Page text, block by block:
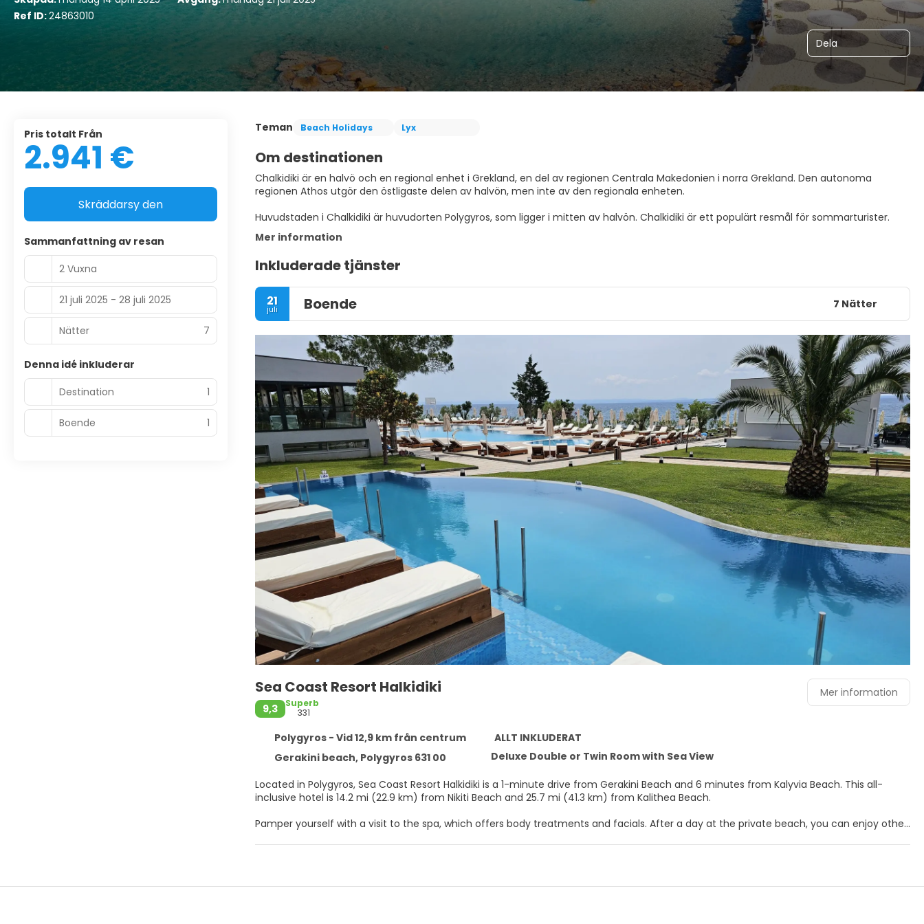
Ref ID:24863010
Dela
Teman Beach Holidays Lyx
Om destinationen
Chalkidiki är en halvö och en regional enhet i Grekland, en del av regionen Centrala Makedonien i norra Grekland. Den autonoma
regionen Athos utgör den östligaste delen av halvön, men inte av den regionala enheten.
Huvudstaden i Chalkidiki är huvudorten Polygyros, som ligger i mitten av halvön. Chalkidiki är ett populärt resmål för sommarturister.
Mer information
Inkluderade tjänster
21
juli Boende 7 Nätter
Sea Coast Resort Halkidiki
9,3
Superb
331
Polygyros - Vid 12,9 km från centrum
ALLT INKLUDERAT
Gerakini beach, Polygyros 631 00
Deluxe Double or Twin Room with Sea View
Located in Polygyros, Sea Coast Resort Halkidiki is a 1-minute drive from Gerakini Beach and 6 minutes from Kalyvia Beach. This all-
inclusive hotel is 14.2 mi (22.9 km) from Nikiti Beach and 25.7 mi (41.3 km) from Kalithea Beach.
Pamper yourself with a visit to the spa, which offers body treatments and facials. After a day at the private beach, you can enjoy other
bed comes with premium bedding. Rooms have private lanais. Complimentary wired and wireless internet access keeps you
Mer information
Pris totalt Från
2.941 €
Skräddarsy den
Sammanfattning av resan
2 Vuxna
21 juli 2025 - 28 juli 2025
Nätter 7
Denna idé inkluderar
Destination
1
Boende 1